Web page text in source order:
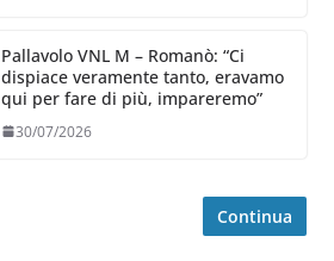
Pallavolo VNL M – Romanò: “Ci
dispiace veramente tanto, eravamo
qui per fare di più, impareremo”
30/07/2026
Continua